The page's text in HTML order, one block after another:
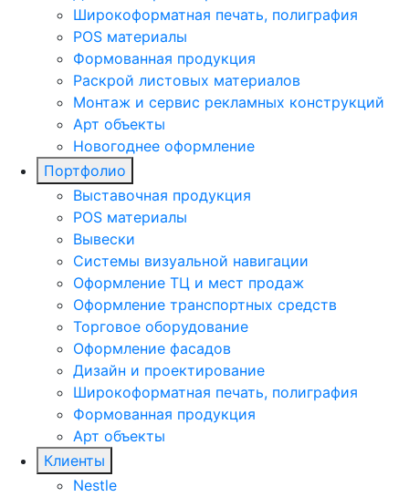
Широкоформатная печать, полиграфия
POS материалы
Формованная продукция
Раскрой листовых материалов
Монтаж и сервис рекламных конструкций
Арт объекты
Новогоднее оформление
Портфолио
Выставочная продукция
POS материалы
Вывески
Системы визуальной навигации
Оформление ТЦ и мест продаж
Оформление транспортных средств
Торговое оборудование
Оформление фасадов
Дизайн и проектирование
Широкоформатная печать, полиграфия
Формованная продукция
Арт объекты
Клиенты
Nestle